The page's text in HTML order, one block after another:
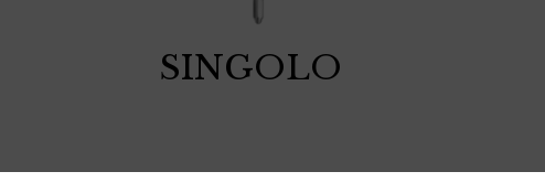
SINGOLO